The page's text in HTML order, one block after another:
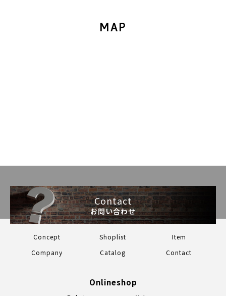
MAP
Contact
お問い合わせ
Concept Shoplist
Item
Company
Catalog Contact
Onlineshop